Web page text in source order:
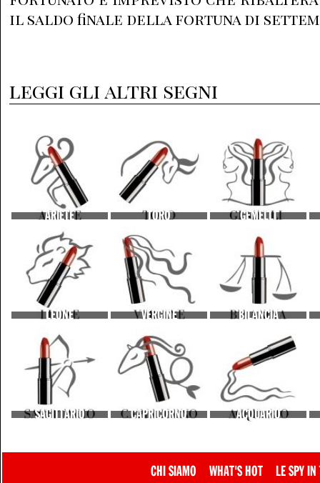
il saldo finale della fortuna di
leggi gli altri segni
ARIETE TORO GEMELLI
LEONE VERGINE BILANCIA
SAGITTARIO CAPRICORNO ACQUARIO
CHI SIAMO WHAT'S HOT LE SPY IN